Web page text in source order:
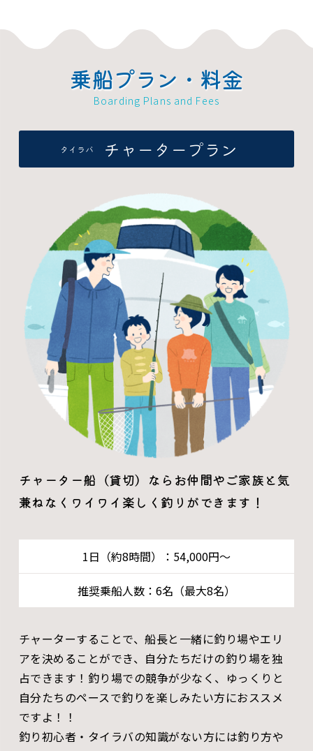
乗船プラン・料金
Boarding Plans and Fees
タイラバ チャータープラン
チャーター船（貸切）ならお仲間やご家族と気
兼ねなくワイワイ楽しく釣りができます！
1日（約8時間）：54,000円～
推奨乗船人数：6名（最大8名）
チャーターすることで、船長と一緒に釣り場やエリ
アを決めることができ、自分たちだけの釣り場を独
占できます！釣り場での競争が少なく、ゆっくりと
自分たちのペースで釣りを楽しみたい方におススメ
ですよ！！
釣り初心者・タイラバの知識がない方には釣り方や